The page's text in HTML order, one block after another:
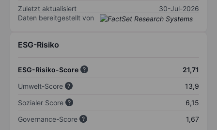
Zuletzt aktualisiert
30-Jul-2026
Daten bereitgestellt von
ESG-Risiko
ESG-Risiko-Score
21,71
Umwelt-Score
13,9
Sozialer Score
6,15
Governance-Score
1,67